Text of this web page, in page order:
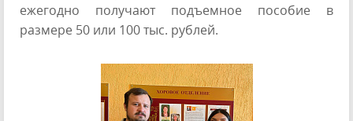
ежегодно получают подъемное пособие в
размере 50 или 100 тыс. рублей.